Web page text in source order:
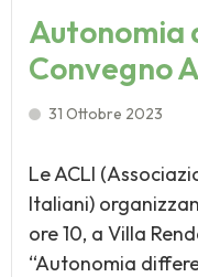
Autonomia
Convegno
31 Ottobre 2023
Le ACLI
Italiani)
ore 10, a Villa
“Autonomia